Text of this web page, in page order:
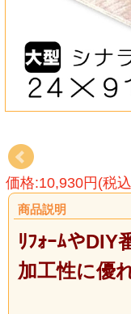
価格:10,930円(税
商品説明
ﾘﾌｫｰﾑやDIY
加工性に優